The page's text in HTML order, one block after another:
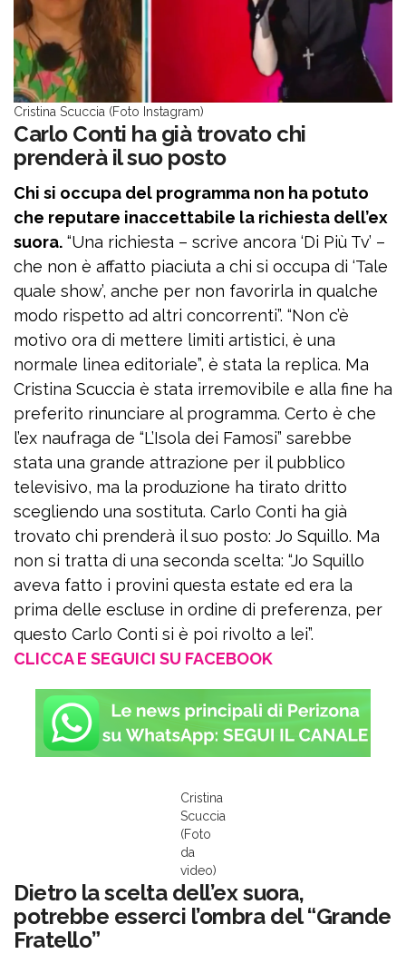
Cristina Scuccia (Foto Instagram)
Carlo Conti ha già trovato chi
prenderà il suo posto
Chi si occupa del programma non ha potuto
che reputare inaccettabile la richiesta dell’ex
suora. “Una richiesta – scrive ancora ‘Di Più Tv’ –
che non è affatto piaciuta a chi si occupa di ‘Tale
quale show’, anche per non favorirla in qualche
modo rispetto ad altri concorrenti”. “Non c’è
motivo ora di mettere limiti artistici, è una
normale linea editoriale”, è stata la replica. Ma
Cristina Scuccia è stata irremovibile e alla fine ha
preferito rinunciare al programma. Certo è che
l’ex naufraga de “L’Isola dei Famosi” sarebbe
stata una grande attrazione per il pubblico
televisivo, ma la produzione ha tirato dritto
scegliendo una sostituta. Carlo Conti ha già
trovato chi prenderà il suo posto: Jo Squillo. Ma
non si tratta di una seconda scelta: “Jo Squillo
aveva fatto i provini questa estate ed era la
prima delle escluse in ordine di preferenza, per
questo Carlo Conti si è poi rivolto a lei”.
CLICCA E SEGUICI SU FACEBOOK
Cristina
Scuccia
(Foto
da
video)
Dietro la scelta dell’ex suora,
potrebbe esserci l’ombra del “Grande
Fratello”